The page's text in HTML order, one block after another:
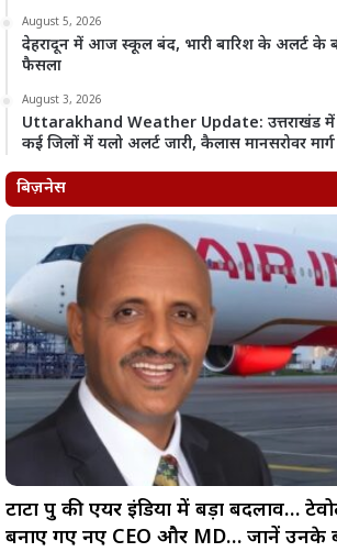
August 5, 2026
देहरादून में आज स्कूल बंद, भारी बारिश के अलर्ट के
फैसला
August 3, 2026
Uttarakhand Weather Update: उत्तराखंड में
कई जिलों में यलो अलर्ट जारी, कैलास मानसरोवर
बिज़नेस
टाटा ग्रुप की एयर इंडिया में बड़ा बदलाव…
बनाए गए नए CEO और MD… जानें उनके